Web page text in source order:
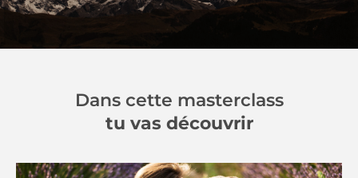
Dans cette masterclass
tu vas découvrir